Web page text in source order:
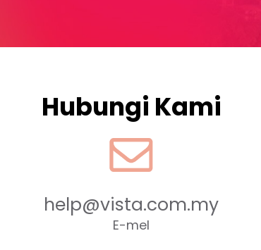
Hubungi Kami
help@vista.com.my
E-mel